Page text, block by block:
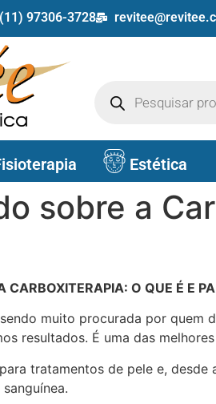
(11) 97306-3728
Estética
sobre a
CARBOXITERAPIA: O QUE É E
muito procurada por quem
resultados. É uma das
tratamentos de pele e,